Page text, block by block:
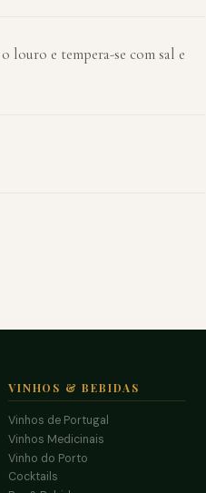
louro e tempera-se com sal e
VINHOS & BEBIDAS
Vinhos de Portugal
Vinhos Medicinais
Vinho do Porto
Cocktails